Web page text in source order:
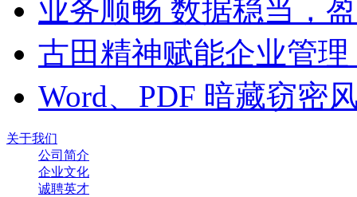
业务顺畅 数据稳当，
古田精神赋能企业管
Word、PDF 暗藏窃密
关于我们
公司简介
企业文化
诚聘英才